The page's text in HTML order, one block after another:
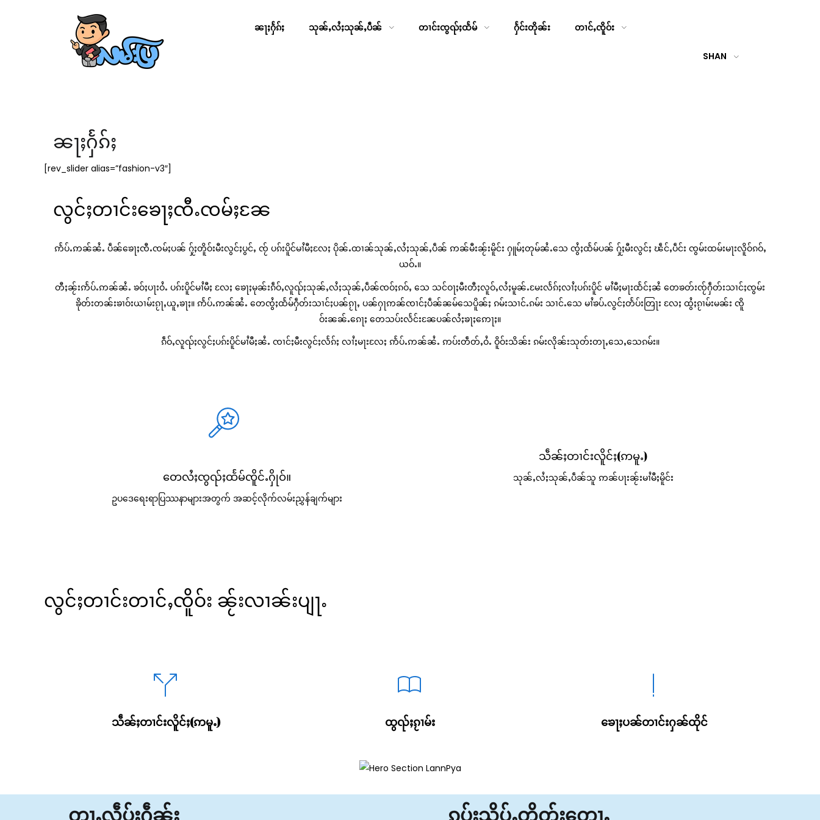
ၼႃႈႁႅၵ်ႈ သုၼ်ႇလႆႈသုၼ်ႇပဵၼ် တၢင်းၸွၺ်ႈထႅမ် ႁႅင်းတိုၼ်း တၢင်ႇၸိူဝ်း
SHAN
ၼႃႈႁႅၵ်ႈ
[rev_slider alias=”fashion-v3″]
လွင်ႈတၢင်းၶေႃႈၸီႉၸမ်ႈၼႄ
ဢႅပ်ႉဢၼ်ၼႆႉ ပဵၼ်‌ၶေႃႈၸီႉၸမ်ႈပၼ် ႁႂ်ႈတိူဝ်းမီးလွင်ႈပွင်ႇ ၸႂ် ပၵ်းပိူင်မၢႆမီႈ‌လႄႈ ပိုၼ်ႉထၢၼ်သုၼ်ႇလႆႈသုၼ်ႇပဵၼ် ဢၼ်မီးၼႂ်းမိူင်း ႁူမ်ႈတုမ်ၼႆႉသေ ၸွႆႈထႅမ်ပၼ် ႁႂ်ႈမီးလွင်ႈ ၽဵင်ႇပဵင်း ၸွမ်းထမ်းမႃးလိူဝ်ၵဝ်ႇ
ယဝ်ႉ။
တီႈၼႂ်းဢႅပ်ႉဢၼ်ၼႆႉ ၶဝ်ႈပႃးဝႆႉ ပၵ်းပိူင်မၢႆမီႈ လႄႈ ‌ၶေႃႈမုၼ်းၵဵဝ်ႇလူၺ်ႈသုၼ်ႇလႆႈသုၼ်ႇပဵၼ်ၸဝ်ႈၵဝ်ႇ သေ သင်ဝႃႈမီးတီႈလူဝ်ႇလႆႈမူၼ်ႉမႄးလႅၵ်ႈလၢႆႈပၵ်းပိူင် မၢႆမီႈမႃးထႅင်ႈၼႆ တေၶတ်းၸႂ်ႁဵတ်းသၢင်ႈၸွမ်း
ၶိုတ်းတၼ်းၶၢဝ်းယၢမ်းၵႂႃႇယူႇၶႃႈ။ ဢႅပ်ႉဢၼ်ၼႆႉ တေၸွႆႈထႅမ်ႁဵတ်းသၢင်ႈပၼ်ၵႂႃႇ ပၼ်ႁႃဢၼ်ၸၢင်ႈပဵၼ်ၼမ်သေပိူၼ်ႈ ၵမ်းသၢင်ႉၵမ်း သၢင်ႉ‌သေ မၢႆၶပ်ႉလွင်ႈတႅပ်းတြႃး လႄႈ ထွႆႈၵႂၢမ်းမၼ်း ၸိူ
ဝ်းၼၼ်ႉၵေႃႈ တေသပ်းလႅင်းၼႄပၼ်လႆႈၶႃႈဢေႃႈ။
ၵဵဝ်ႇလူၺ်ႈလွင်ႈပၵ်းပိူင်မၢႆမီႈၼႆႉ ၸၢင်ႈမီးလွင်ႈလႅၵ်ႈ လၢႆႈမႃးလႄႈ ဢႅပ်ႉဢၼ်ၼႆႉ ဢပ်းတဵတ်ႇဝႆႉ ဝိူဝ်းသိၼ်း ၵမ်းလိုၼ်းသုတ်းတႃႇ‌သေႇသေၵမ်း။
တေလႆႈၸွၺ်ႈထႅမ်ၸိူင်ႉႁိုဝ်။
ဥပဒေရေးရာပြဿနာများအတွက် အဆင့်လိုက်လမ်းညွှန်ချက်များ
သဵၼ်ႈတၢင်းလိူင်ႈ(ဢမူႉ)
သုၼ်ႇလႆႈသုၼ်ႇပဵၼ်သူ ဢၼ်ပႃးၼႂ်းမၢႆမီႈမိူင်း
လွင်ႈတၢင်းတၢင်ႇၸိူဝ်း ၼႂ်းလၢၼ်းပျႃႉ
သဵၼ်ႈတၢင်းလိူင်ႈ(ဢမူႉ) ထွၺ်ႈၵႂၢမ်း ၶေႃႈပၼ်တၢင်းႁၼ်ထိုင်